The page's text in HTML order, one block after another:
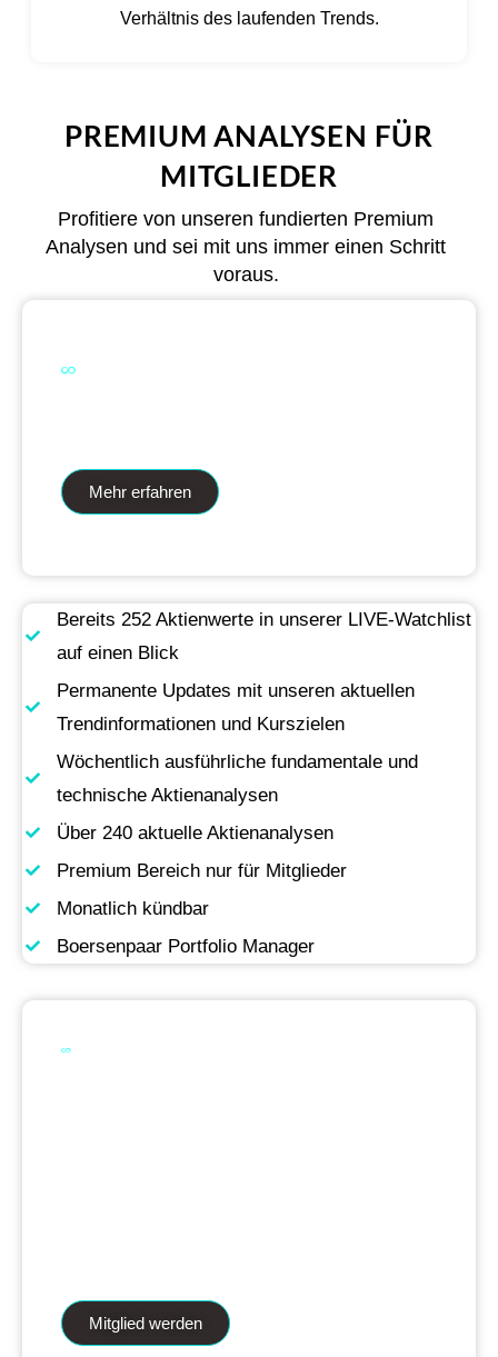
Verhältnis des laufenden Trends.
PREMIUM ANALYSEN FÜR
MITGLIEDER
Profitiere von unseren fundierten Premium
Analysen und sei mit uns immer einen Schritt
voraus.
Mehr erfahren
Bereits 252 Aktienwerte in unserer LIVE-Watchlist
auf einen Blick
Permanente Updates mit unseren aktuellen
Trendinformationen und Kurszielen
Wöchentlich ausführliche fundamentale und
technische Aktienanalysen
Über 240 aktuelle Aktienanalysen
Premium Bereich nur für Mitglieder
Monatlich kündbar
Boersenpaar Portfolio Manager
Mitglied werden